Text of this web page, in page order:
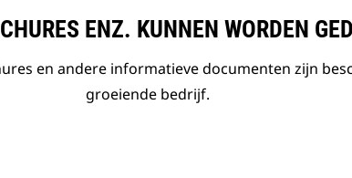
ENZ. KUNNEN WORDEN
en andere informatieve documenten zijn
groeiende bedrijf.